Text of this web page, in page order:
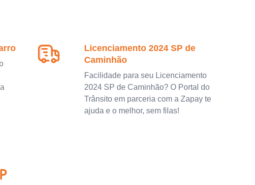
Licenciamento 2024 SP de
Caminhão
Facilidade para seu Licenciamento
2024 SP de Caminhão? O Portal do
Trânsito em parceria com a Zapay te
ajuda e o melhor, sem filas!